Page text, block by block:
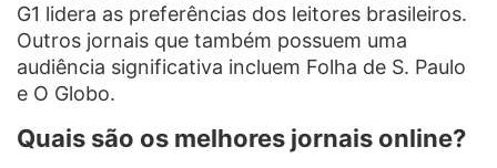
G1 lidera as preferências dos leitores brasileiros.
Outros jornais que também possuem uma
audiência significativa incluem Folha de S. Paulo
e O Globo.
Quais são os melhores jornais online?